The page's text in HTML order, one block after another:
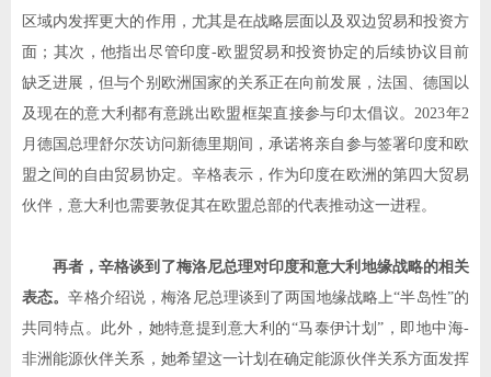
区域内发挥更大的作用，尤其是在战略层面以及双边贸易和投资方
面；其次，他指出尽管印度-欧盟贸易和投资协定的后续协议目前
缺乏进展，但与个别欧洲国家的关系正在向前发展，法国、德国以
及现在的意大利都有意跳出欧盟框架直接参与印太倡议。 2023年2
月德国总理舒尔茨访问新德里期间，承诺将亲自参与签署印度和欧
盟之间的自由贸易协定。辛格表示，作为印度在欧洲的第四大贸易
伙伴，意大利也需要敦促其在欧盟总部的代表推动这一进程。
再者，辛格谈到了梅洛尼总理对印度和意大利地缘战略的相关
表态。辛格介绍说，梅洛尼总理谈到了两国地缘战略上“半岛性”的
共同特点。此外，她特意提到意大利的“马泰伊计划” ，即地中海-
非洲能源伙伴关系，她希望这一计划在确定能源伙伴关系方面发挥